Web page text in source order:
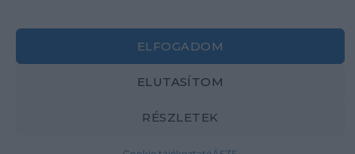
ELFOGADOM
ELUTASÍTOM
RÉSZLETEK